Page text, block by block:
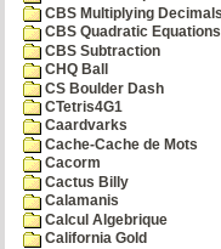
CBS Multiplying
CBS Quadratic Equations
CBS Subtraction
CHQ Ball
CS Boulder Dash
CTetris4G1
Caardvarks
Cache-Cache de Mots
Cacorm
Cactus Billy
Calamanis
Calcul Algebrique
California Gold